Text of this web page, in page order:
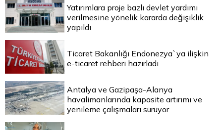
Yatırımlara proje bazlı devlet yardımı
verilmesine yönelik kararda değişiklik
yapıldı
Ticaret Bakanlığı Endonezya`ya ilişkin
e-ticaret rehberi hazırladı
Antalya ve Gazipaşa-Alanya
havalimanlarında kapasite artırımı ve
yenileme çalışmaları sürüyor